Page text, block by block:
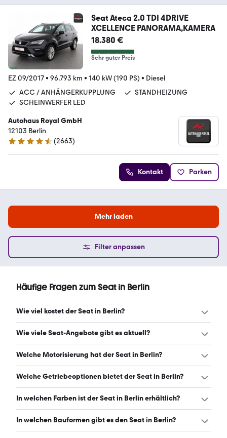
Seat Ateca 2.0 TDI 4DRIVE
XCELLENCE PANORAMA,KAMERA
18.380 €
Sehr guter Preis
EZ 09/2017• 96.793 km • 140 kW (190 PS) • Diesel
ACC / ANHÄNGERKUPPLUNG
STANDHEIZUNG
SCHEINWERFER LED
Autohaus Royal GmbH
12103 Berlin
4.6 Sterne
(2663)
Kontakt Parken
Mehr laden
Filter anpassen
Häufige Fragen zum Seat in Berlin
Wie viel kostet der Seat in Berlin?
Ein guter Preis für einen Seat in Berlin liegt zwischen
€ monatlich. (Stand: 10.8.2026)
Wie viele Seat-Angebote gibt es aktuell?
Es gibt insgesamt 940 Seat bei mobile.de, davon 858
Welche Motorisierung hat der Seat in Berlin?
Der Seat in Berlin hat Leistungen zwischen 75 und 190 PS.
Welche Getriebeoptionen bietet der Seat in Berlin?
Der Seat in Berlin ist mit automatischem und manuellem
In welchen Farben ist der Seat in Berlin erhältlich?
Den Seat in Berlin gibt es in folgenden Farben: grau,
In welchen Bauformen gibt es den Seat in Berlin?